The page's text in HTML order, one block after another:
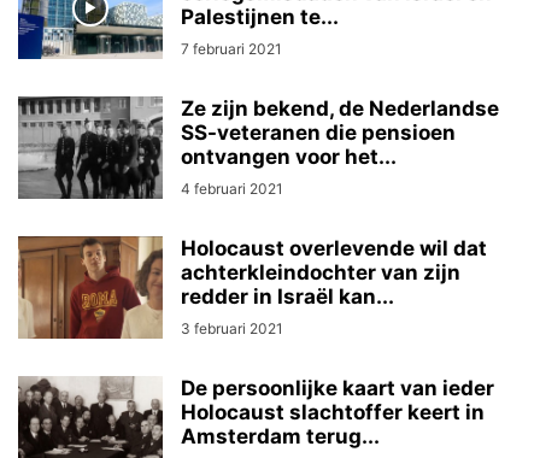
Palestijnen te...
7 februari 2021
Ze zijn bekend, de Nederlandse
SS-veteranen die pensioen
ontvangen voor het...
4 februari 2021
Holocaust overlevende wil dat
achterkleindochter van zijn
redder in Israël kan...
3 februari 2021
De persoonlijke kaart van ieder
Holocaust slachtoffer keert in
Amsterdam terug...